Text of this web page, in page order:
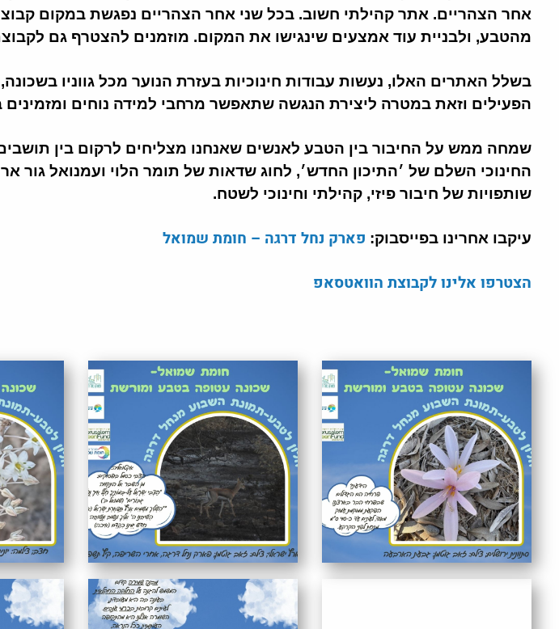
אחר הצהריים. אתר קהילתי חשוב. בכל שני אחר הצהריים נפגשת במקום
מהטבע, ולבניית עוד אמצעים שינגישו את המקום. מוזמנים להצטרף גם
בשלל האתרים האלו, נעשות עבודות חינוכיות בעזרת הנוער מכל גווניו
הפעילים וזאת במטרה ליצירת הנגשה שתאפשר מרחבי למידה נוחים
שמחה ממש על החיבור בין הטבע לאנשים שאנחנו מצליחים לרקום בין תושבים
החינוכי השלם של ׳התיכון החדש׳, לחוג שדאות של תומר הלוי ועמנואל גור
שותפויות של חיבור פיזי, קהילתי וחינוכי לשטח.
עיקבו אחרינו בפייסבוק: פארק נחל דרגה – חומת שמואל
הצטרפו אלינו לקבוצת הוואטסאפ